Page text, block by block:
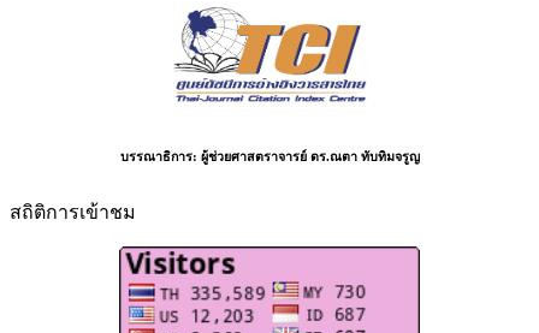
บรรณาธิการ: ผู้ช่วยศาสตราจารย์ ดร.ณตา ทับทิมจรูญ
สถิติการเข้าชม